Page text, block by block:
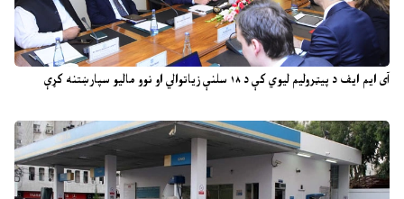
آی ایم ایف د پیټرولیم لیوي کې د ۱۸ سلنې زیاتوالي او نوو مالیو سپارښتنه کړې